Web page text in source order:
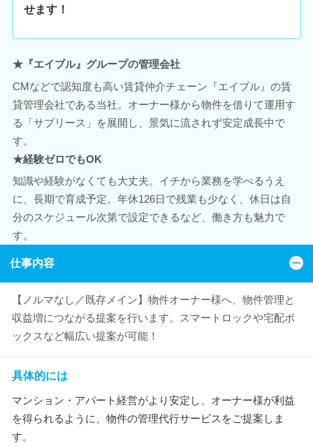
せます！
★『エイブル』グループの管理会社
CMなどで認知度も高い賃貸仲介チェーン『エイブル』の賃
貸管理会社である当社。オーナー様から物件を借りて運用す
る「サブリース」を展開し、景気に流されず安定成長中で
す。
★経験ゼロでもOK
知識や経験がなくても大丈夫。イチから業務を学べるうえ
に、長期で育成予定。年休126日で残業も少なく、休日は自
分のスケジュール次第で設定できるなど、働き方も魅力で
す。
仕事内容
【ノルマなし／既存メイン】物件オーナー様へ、物件管理と
収益増につながる提案を行います。スマートロックや宅配ボ
ックスなど幅広い提案が可能！
具体的には
マンション・アパート経営がより安定し、オーナー様が利益
を得られるように、物件の管理代行サービスをご提案しま
す。